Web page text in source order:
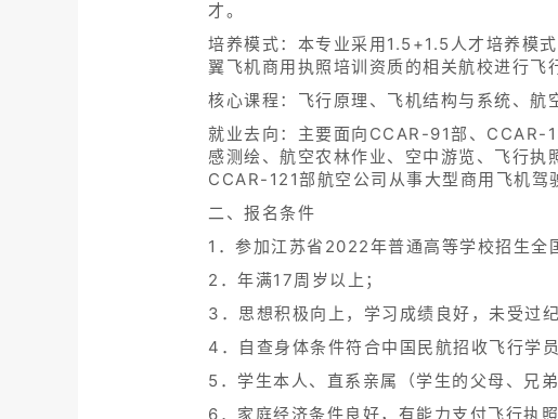
才。
培养模式：本专业采用1.5+1.5人才培养模
翼飞机商用执照培训资质的相关航校进行飞
核心课程：飞行原理、飞机结构与系统、航
就业去向：主要面向CCAR-91部、CCAR-
感测绘、航空农林作业、空中游览、飞行
CCAR-121部航空公司从事大型商用飞机驾
二、报名条件
1．参加江苏省2022年普通高等学校招生全
2．年满17周岁以上；
3．思想积极向上，学习成绩良好，未受过纪
4．自查身体条件符合中国民航招收飞行学
5．学生本人、直系亲属（学生的父母、兄
6．家庭经济条件良好，有能力支付飞行执